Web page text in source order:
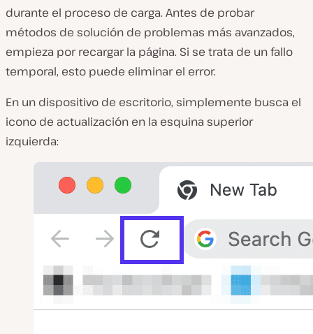
durante el proceso de carga. Antes de probar
métodos de solución de problemas más avanzados,
empieza por recargar la página. Si se trata de un fallo
temporal, esto puede eliminar el error.
En un dispositivo de escritorio, simplemente busca el
icono de actualización en la esquina superior
izquierda: